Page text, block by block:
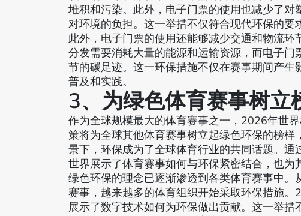
堆积和污染。此外，电子门票的使用也减少了
对环境的负担。这一举措不仅符合现代环保的要
此外，电子门票的使用还能够减少交通和物流
分发需要消耗大量的能源和运输资源，而电子
节的碳足迹。这一环保措施不仅在赛事期间产
普及和实践。
3、为绿色体育赛事树立
作为全球规模最大的体育赛事之一，2026年世
策将为全球其他体育赛事树立起绿色环保的榜
景下，环保成为了全球体育行业的共同话题。
世界展示了体育赛事如何与环保紧密结合，也为
绿色环保的理念已逐渐渗透到各类体育赛事中
赛事，越来越多的体育组织开始采取环保措施
展示了数字技术如何为环保做出贡献。这一举